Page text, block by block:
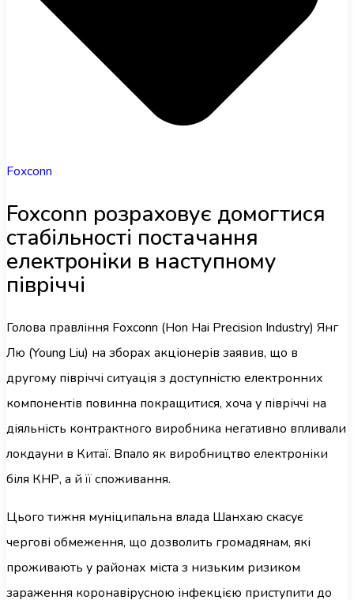
Foxconn
Foxconn розраховує домогтися
стабільності постачання
електроніки в наступному
півріччі
Голова правління Foxconn (Hon Hai Precision Industry) Янг
Лю (Young Liu) на зборах акціонерів заявив, що в
другому півріччі ситуація з доступністю електронних
компонентів повинна покращитися, хоча у півріччі на
діяльність контрактного виробника негативно впливали
локдауни в Китаї. Впало як виробництво електроніки
біля КНР, а й її споживання.
Цього тижня муніципальна влада Шанхаю скасує
чергові обмеження, що дозволить громадянам, які
проживають у районах міста з низьким ризиком
зараження коронавірусною інфекцією приступити до